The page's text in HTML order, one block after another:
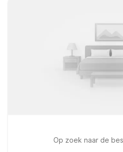
Op zoek naar de